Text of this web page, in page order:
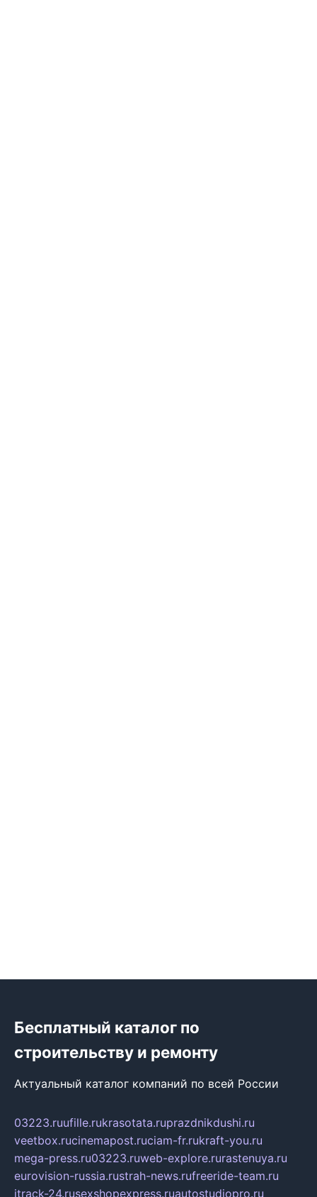
Бесплатный каталог по
строительству и ремонту
Актуальный каталог компаний по всей России
03223.ruufille.rukrasotata.ruprazdnikdushi.ru
veetbox.rucinemapost.ruciam-fr.rukraft-you.ru
mega-press.ru03223.ruweb-explore.rurastenuya.ru
eurovision-russia.rustrah-news.rufreeride-team.ru
itrack-24.rusexshopexpress.ruautostudiopro.ru